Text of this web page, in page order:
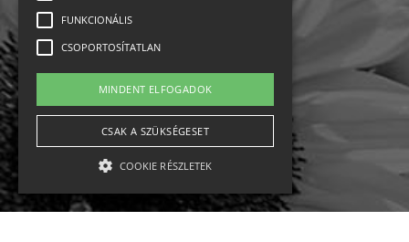
Impresszum-kapcsolat
Jogi nyilatkozat
Rólunk
English
FUNKCIONÁLIS
CSOPORTOSÍTATLAN
MINDENT ELFOGADOK
CSAK A SZÜKSÉGESET
COOKIE RÉSZLETEK